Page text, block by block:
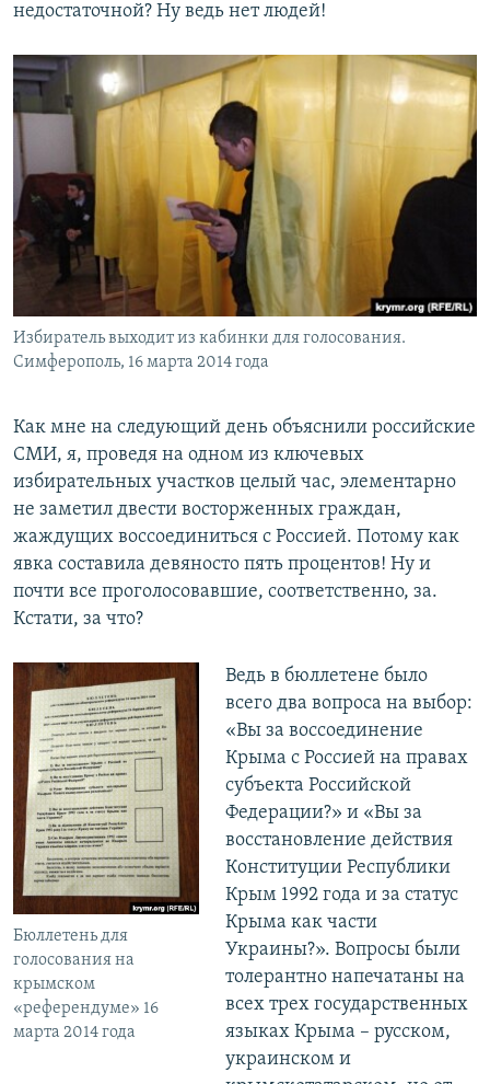
недостаточной? Ну ведь нет людей!
Избиратель выходит из кабинки для голосования.
Симферополь, 16 марта 2014 года
Как мне на следующий день объяснили российские
СМИ, я, проведя на одном из ключевых
избирательных участков целый час, элементарно
не заметил двести восторженных граждан,
жаждущих воссоединиться с Россией. Потому как
явка составила девяносто пять процентов! Ну и
почти все проголосовавшие, соответственно, за.
Кстати, за что?
Бюллетень для
голосования на
крымском
«референдуме» 16
марта 2014 года
Ведь в бюллетене было
всего два вопроса на выбор:
«Вы за воссоединение
Крыма с Россией на правах
субъекта Российской
Федерации?» и «Вы за
восстановление действия
Конституции Республики
Крым 1992 года и за статус
Крыма как части
Украины?». Вопросы были
толерантно напечатаны на
всех трех государственных
языках Крыма – русском,
украинском и